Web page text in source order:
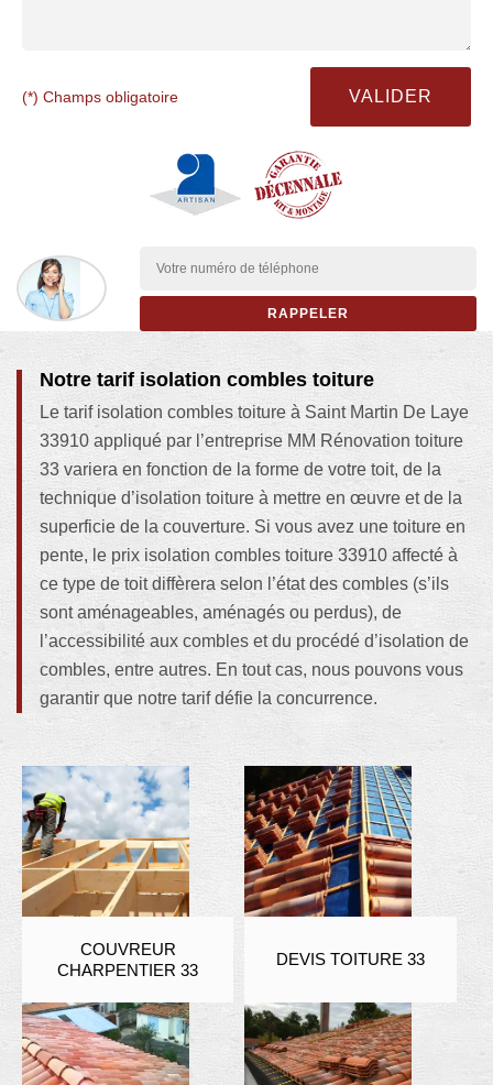
(*) Champs obligatoire
Notre tarif isolation combles toiture
Le tarif isolation combles toiture à Saint Martin De Laye
33910 appliqué par l’entreprise MM Rénovation toiture
33 variera en fonction de la forme de votre toit, de la
technique d’isolation toiture à mettre en œuvre et de la
superficie de la couverture. Si vous avez une toiture en
pente, le prix isolation combles toiture 33910 affecté à
ce type de toit diffèrera selon l’état des combles (s’ils
sont aménageables, aménagés ou perdus), de
l’accessibilité aux combles et du procédé d’isolation de
combles, entre autres. En tout cas, nous pouvons vous
garantir que notre tarif défie la concurrence.
COUVREUR
CHARPENTIER 33
DEVIS TOITURE 33